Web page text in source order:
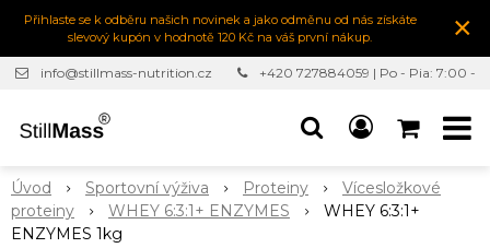
Přihlaste se k odběru našich novinek a jako odměnu od nás získáte
slevový kupón v hodnotě 120 Kč na váš první nákup.
×
info@stillmass-nutrition.cz
+420 727884059 | Po - Pia: 7:00 -
Úvod Sportovní výživa Proteiny
Vícesložkové
proteiny
WHEY 6:3:1+ ENZYMES
WHEY 6:3:1+
ENZYMES 1kg